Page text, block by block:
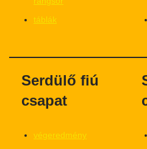
táblák
Serdülő fiú
csapat
végeredmény